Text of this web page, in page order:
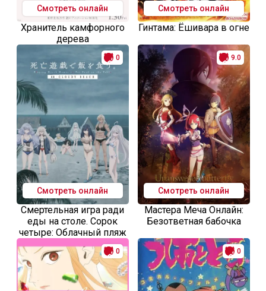
Смотреть онлайн
Хранитель камфорного
дерева
Смотреть онлайн
Гинтама: Ёшивара в огне
0
Смотреть онлайн
Смертельная игра ради
еды на столе. Сорок
четыре: Облачный пляж
9.0
Смотреть онлайн
Мастера Меча Онлайн:
Безответная бабочка
0 0